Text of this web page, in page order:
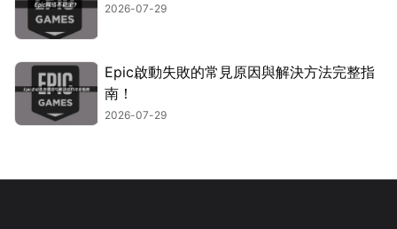
2026-07-29
Epic啟動失敗的常見原因與解決方法完整指
南！
2026-07-29